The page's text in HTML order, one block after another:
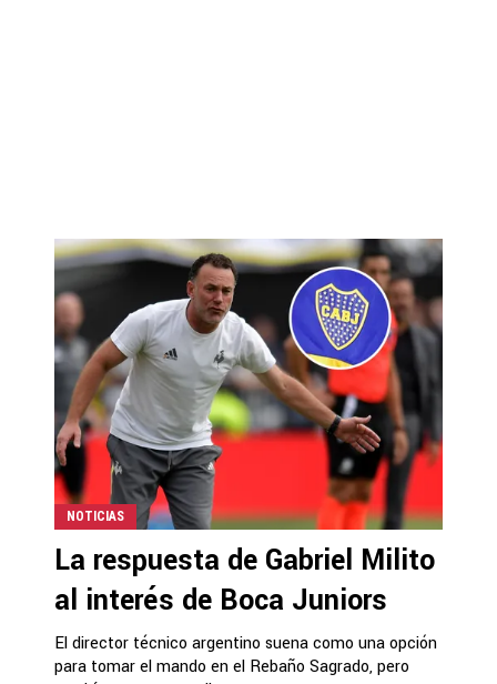
NOTICIAS
La respuesta de Gabriel Milito
al interés de Boca Juniors
El director técnico argentino suena como una opción
para tomar el mando en el Rebaño Sagrado, pero